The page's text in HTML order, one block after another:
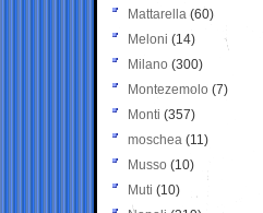
Mattarella (60)
Meloni (14)
Milano (300)
Montezemolo (7)
Monti (357)
moschea (11)
Musso (10)
Muti (10)